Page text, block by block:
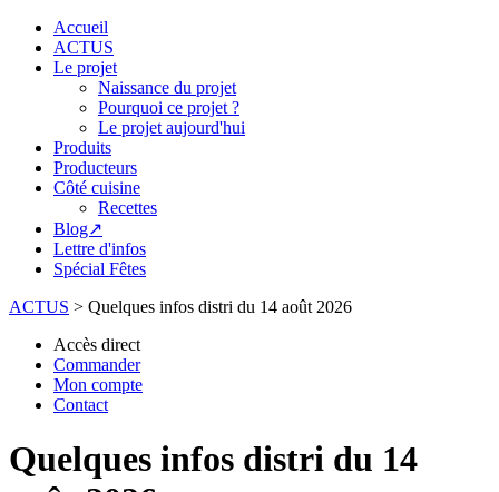
Accueil
ACTUS
Le projet
Naissance du projet
Pourquoi ce projet ?
Le projet aujourd'hui
Produits
Producteurs
Côté cuisine
Recettes
Blog↗
Lettre d'infos
Spécial Fêtes
ACTUS > Quelques infos distri du 14 août 2026
Accès direct
Commander
Mon compte
Contact
Quelques infos distri du 14